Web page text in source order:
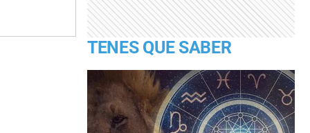
TENES QUE SABER